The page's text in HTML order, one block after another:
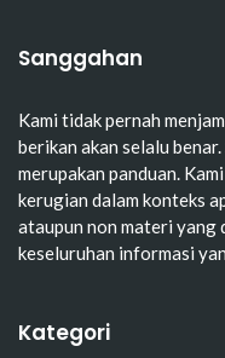
Sanggahan
Kami tidak pernah
berikan akan selalu
merupakan panduan.
kerugian dalam konteks
ataupun non materi yang
keseluruhan informasi
Kategori